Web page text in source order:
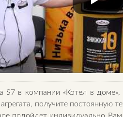
S7 в компании «Котел в
агрегата, получите